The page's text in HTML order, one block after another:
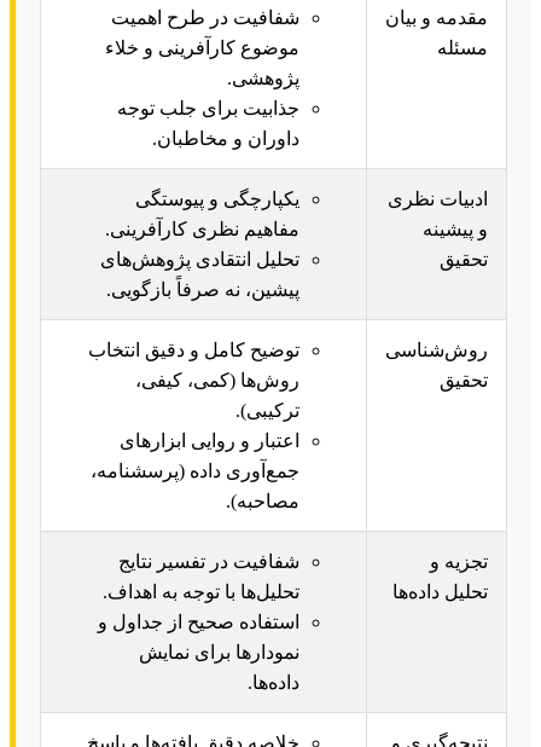
مقدمه و بیان
مسئله
شفافیت در طرح اهمیت
موضوع کارآفرینی و خلاء
پژوهشی.
جذابیت برای جلب توجه
داوران و مخاطبان.
ادبیات نظری
و پیشینه
تحقیق
یکپارچگی و پیوستگی
مفاهیم نظری کارآفرینی.
تحلیل انتقادی پژوهش‌های
پیشین، نه صرفاً بازگویی.
روش‌شناسی
تحقیق
توضیح کامل و دقیق انتخاب
روش‌ها (کمی، کیفی،
ترکیبی).
اعتبار و روایی ابزارهای
جمع‌آوری داده (پرسشنامه،
مصاحبه).
تجزیه و
تحلیل داده‌ها
شفافیت در تفسیر نتایج
تحلیل‌ها با توجه به اهداف.
استفاده صحیح از جداول و
نمودارها برای نمایش
داده‌ها.
نتیجه‌گیری و
خلاصه دقیق یافته‌ها و پاسخ